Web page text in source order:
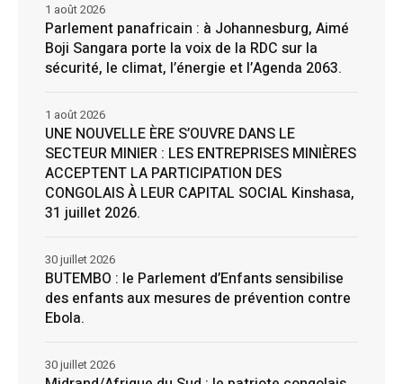
Parlement panafricain : à Johannesburg, Aimé
Boji Sangara porte la voix de la RDC sur la
sécurité, le climat, l’énergie et l’Agenda 2063.
1 août 2026
UNE NOUVELLE ÈRE S’OUVRE DANS LE
SECTEUR MINIER : LES ENTREPRISES MINIÈRES
ACCEPTENT LA PARTICIPATION DES
CONGOLAIS À LEUR CAPITAL SOCIAL Kinshasa,
31 juillet 2026.
1 août 2026
BUTEMBO : le Parlement d’Enfants sensibilise
des enfants aux mesures de prévention contre
Ebola.
30 juillet 2026
30 juillet 2026